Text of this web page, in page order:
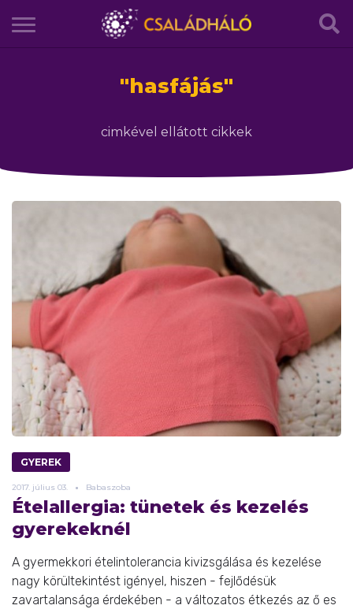
"hasfájás"
cimkével ellátott cikkek
GYEREK
2017. július 03. Babaszoba
Ételallergia: tünetek és kezelés
gyerekeknél
A gyermekkori ételintolerancia kivizsgálása és kezelése
nagy körültekintést igényel, hiszen - fejlődésük
zavartalansága érdekében - a változatos étkezés az ő es